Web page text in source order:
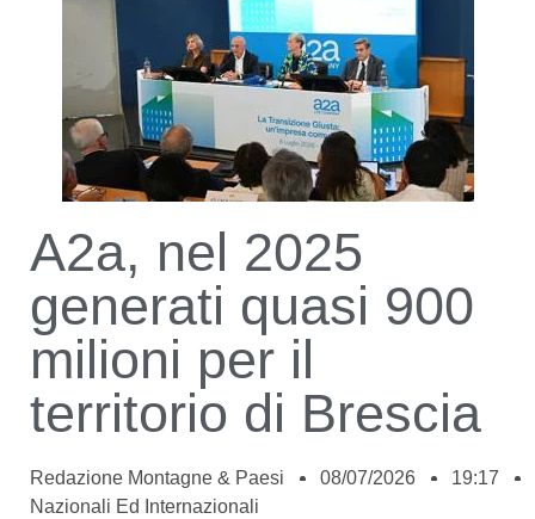
A2a, nel 2025
generati quasi 900
milioni per il
territorio di Brescia
Redazione Montagne & Paesi 08/07/2026
19:17
Nazionali Ed Internazionali